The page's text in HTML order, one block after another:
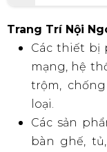
Trang Trí Nội
Các thiết bị
mạng, hệ
trộm,
loại.
Các sản
bàn ghế,